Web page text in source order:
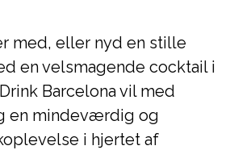
med, eller nyd en stille
en velsmagende cocktail i
Barcelona vil med
en mindeværdig og
i hjertet af